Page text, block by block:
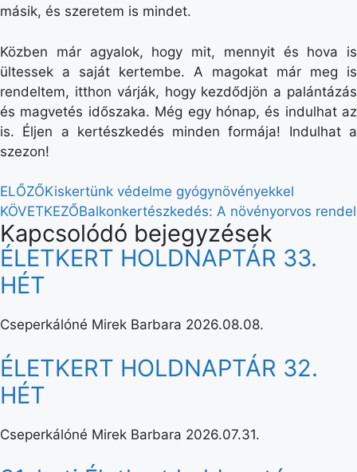
másik, és szeretem is mindet.
Közben már agyalok, hogy mit, mennyit és hova is
ültessek a saját kertembe. A magokat már meg is
rendeltem, itthon várják, hogy kezdődjön a palántázás
és magvetés időszaka. Még egy hónap, és indulhat az
is. Éljen a kertészkedés minden formája! Indulhat a
szezon!
ELŐZŐKiskertünk védelme gyógynövényekkel
KÖVETKEZŐBalkonkertészkedés: A növényorvos rendel
Kapcsolódó bejegyzések
ÉLETKERT HOLDNAPTÁR 33.
HÉT
Cseperkálóné Mirek Barbara 2026.08.08.
ÉLETKERT HOLDNAPTÁR 32.
HÉT
Cseperkálóné Mirek Barbara 2026.07.31.